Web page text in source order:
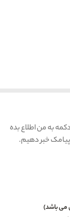
به من اطلاع بده
خبر دهیم.